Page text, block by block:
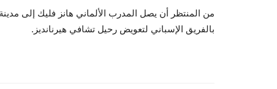
من المنتظر أن يصل المدرب الألماني هانز فليك إلى
بالفريق الإسباني لتعويض رحيل تشافي هيرنانديز.